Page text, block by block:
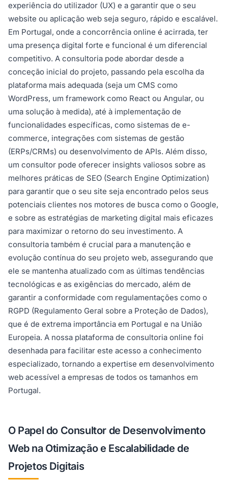
experiência do utilizador (UX) e a garantir que o seu
website ou aplicação web seja seguro, rápido e escalável.
Em Portugal, onde a concorrência online é acirrada, ter
uma presença digital forte e funcional é um diferencial
competitivo. A consultoria pode abordar desde a
conceção inicial do projeto, passando pela escolha da
plataforma mais adequada (seja um CMS como
WordPress, um framework como React ou Angular, ou
uma solução à medida), até à implementação de
funcionalidades específicas, como sistemas de e-
commerce, integrações com sistemas de gestão
(ERPs/CRMs) ou desenvolvimento de APIs. Além disso,
um consultor pode oferecer insights valiosos sobre as
melhores práticas de SEO (Search Engine Optimization)
para garantir que o seu site seja encontrado pelos seus
potenciais clientes nos motores de busca como o Google,
e sobre as estratégias de marketing digital mais eficazes
para maximizar o retorno do seu investimento. A
consultoria também é crucial para a manutenção e
evolução contínua do seu projeto web, assegurando que
ele se mantenha atualizado com as últimas tendências
tecnológicas e as exigências do mercado, além de
garantir a conformidade com regulamentações como o
RGPD (Regulamento Geral sobre a Proteção de Dados),
que é de extrema importância em Portugal e na União
Europeia. A nossa plataforma de consultoria online foi
desenhada para facilitar este acesso a conhecimento
especializado, tornando a expertise em desenvolvimento
web acessível a empresas de todos os tamanhos em
Portugal.
O Papel do Consultor de Desenvolvimento
Web na Otimização e Escalabilidade de
Projetos Digitais